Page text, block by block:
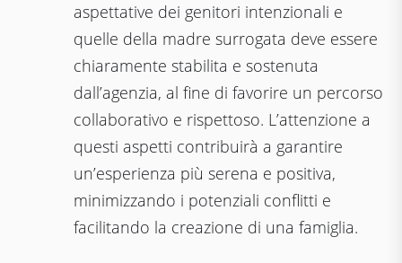
aspettative dei genitori intenzionali e
quelle della madre surrogata deve essere
chiaramente stabilita e sostenuta
dall’agenzia, al fine di favorire un percorso
collaborativo e rispettoso. L’attenzione a
questi aspetti contribuirà a garantire
un’esperienza più serena e positiva,
minimizzando i potenziali conflitti e
facilitando la creazione di una famiglia.